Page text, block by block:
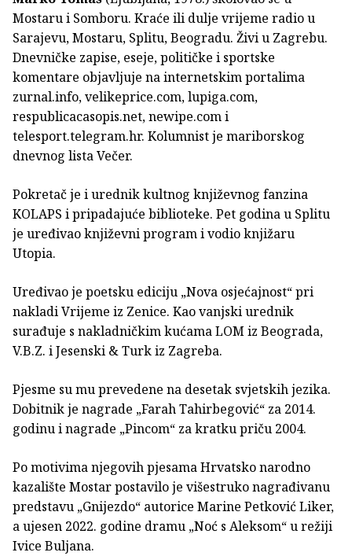
Mostaru i Somboru. Kraće ili dulje vrijeme radio u
Sarajevu, Mostaru, Splitu, Beogradu. Živi u Zagrebu.
Dnevničke zapise, eseje, političke i sportske
komentare objavljuje na internetskim portalima
zurnal.info, veli­keprice.com, lupiga.com,
respublicacasopis.net, newipe.com i
telesport.telegram.hr. Kolumnist je mariborskog
dnevnog lista Večer.
Pokretač je i urednik kultnog književnog fanzina
KOLAPS i pripadajuće biblioteke. Pet godina u Splitu
je uređivao književni program i vodio knjižaru
Utopia.
Uređivao je poetsku ediciju „Nova osjećajnost“ pri
nakladi Vrijeme iz Zenice. Kao vanjski urednik
surađuje s nakladničkim kućama LOM iz Beograda,
V.B.Z. i Jesenski & Turk iz Zagreba.
Pjesme su mu prevedene na desetak svjetskih jezika.
Dobitnik je nagrade „Farah Tahirbegović“ za 2014.
godinu i nagrade „Pincom“ za kratku priču 2004.
Po motivima njegovih pjesama Hrvatsko narodno
kazalište Mostar postavilo je višestruko nagrađivanu
predstavu „Gnijezdo“ autorice Marine Petković Liker,
a ujesen 2022. godine dramu „Noć s Aleksom“ u režiji
Ivice Buljana.